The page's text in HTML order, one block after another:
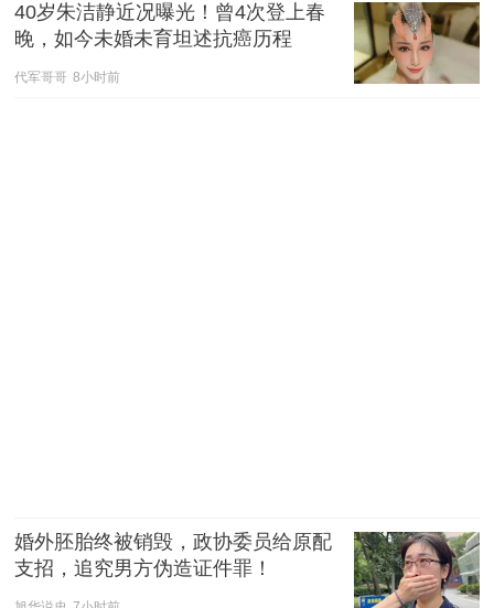
40岁朱洁静近况曝光！曾4次登上春
晚，如今未婚未育坦述抗癌历程
代军哥哥 8小时前
婚外胚胎终被销毁，政协委员给原配
支招，追究男方伪造证件罪！